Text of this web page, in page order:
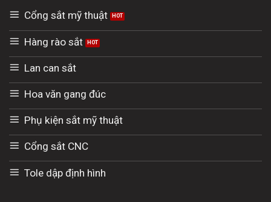
Cổng sắt mỹ thuật
Hàng rào sắt
Lan can sắt
Hoa văn gang đúc
Phụ kiện sắt mỹ thuật
Cổng sắt CNC
Tole dập định hình